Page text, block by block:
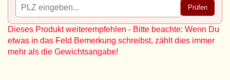
Prüfen
Dieses Produkt weiterempfehlen - Bitte beachte: Wenn Du
etwas in das Feld Bemerkung schreibst, zählt dies immer
mehr als die Gewichtsangabe!